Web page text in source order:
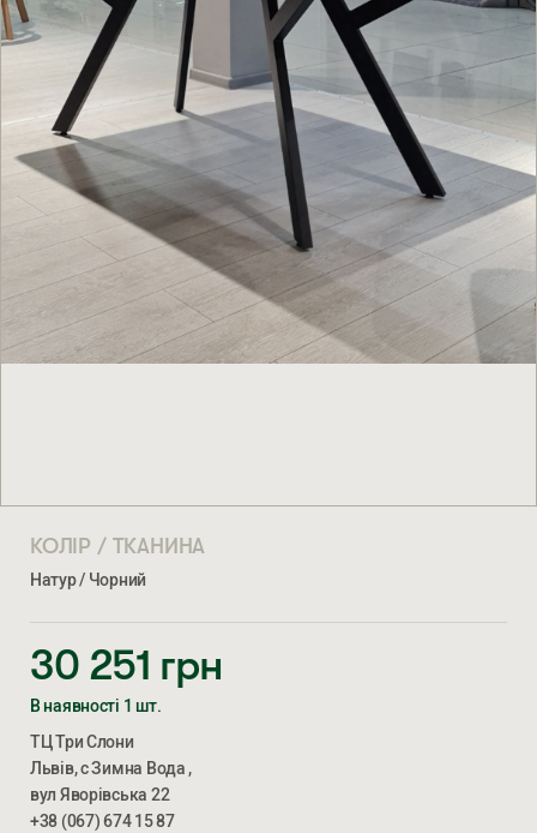
КОЛІР / ТКАНИНА
Натур / Чорний
30 251 грн
В наявності 1 шт.
ТЦ Три Слони
Львів, с Зимна Вода ,
вул Яворівська 22
+38 (067) 674 15 87